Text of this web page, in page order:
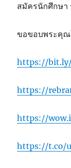
สมัครนักศึกษา
ขอขอบพระคุ
https://
https://
https://
https://t.co/